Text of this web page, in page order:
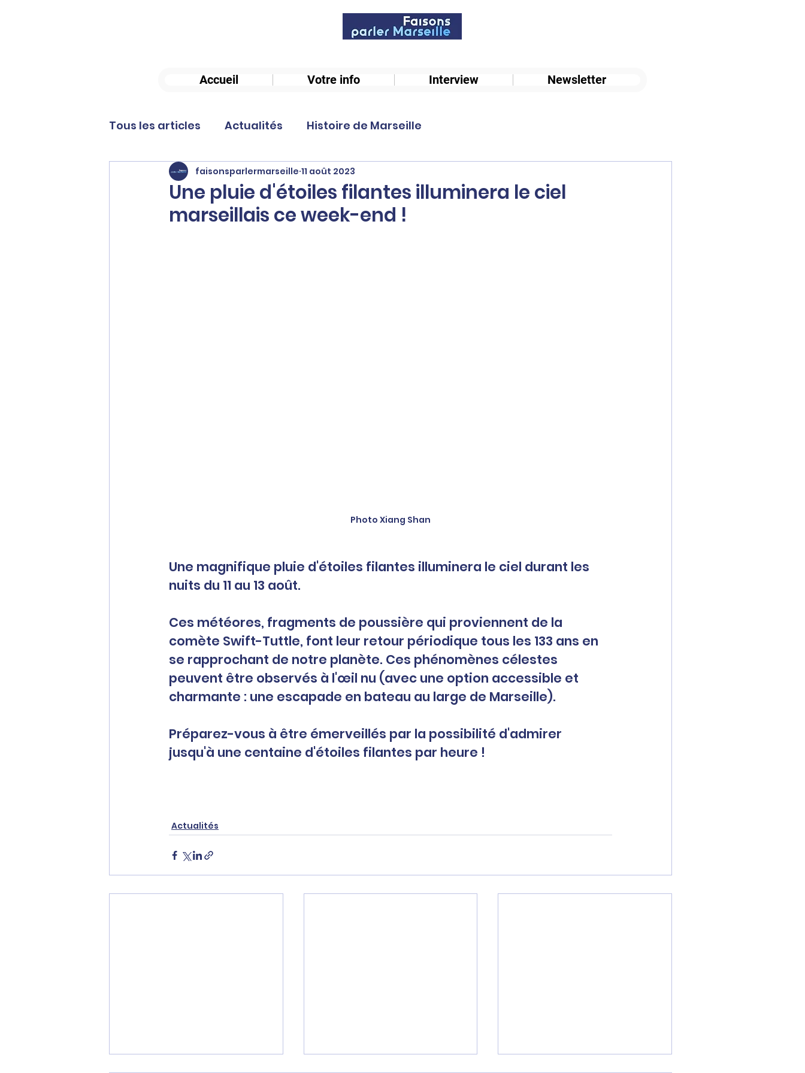
Tous les articles Actualités Histoire de Marseille
Une pluie d'étoiles filantes illuminera le ciel
marseillais ce week-end !
faisonsparlermarseille 11 août 2023
Photo Xiang Shan
Une magnifique pluie d'étoiles filantes illuminera le ciel durant les
nuits du 11 au 13 août.
Ces météores, fragments de poussière qui proviennent de la
comète Swift-Tuttle, font leur retour périodique tous les 133 ans en
se rapprochant de notre planète. Ces phénomènes célestes
peuvent être observés à l'œil nu (avec une option accessible et
charmante : une escapade en bateau au large de Marseille).
Préparez-vous à être émerveillés par la possibilité d'admirer
jusqu'à une centaine d'étoiles filantes par heure !
Actualités
Accueil Votre info Interview Newsletter